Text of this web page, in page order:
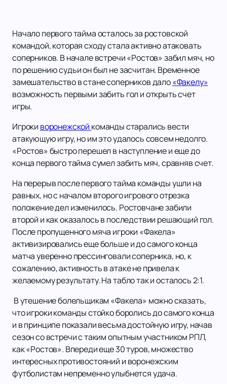
Начало первого тайма осталось за ростовской
командой, которая сходу стала активно атаковать
соперников. В начале встречи «Ростов» забил мяч, но
по решению судьи он был не засчитан. Временное
замешательство в стане соперников дало«Факелу»
возможность первыми забить гол и открыть счет
игры.
Игроки воронежской команды старались вести
атакующую игру, но им это удалось совсем недолго.
«Ростов» быстро перешел в наступление и еще до
конца первого тайма сумел забить мяч, сравняв счет.
На перерыв после первого тайма команды ушли на
равных, но с началом второго игрового отрезка
положение дел изменилось. Ростовчане забили
второй и как оказалось в последствии решающий гол.
После пропущенного мяча игроки «Факела»
активизировались еще больше и до самого конца
матча уверенно прессинговали соперника, но, к
сожалению, активность в атаке не привела к
желаемому результату. На табло так и осталось 2:1.
В утешение болельщикам «Факела» можно сказать,
что игроки команды стойко боролись до самого конца
и в принципе показали весьма достойную игру, начав
сезон со встречи с таким опытным участником РПЛ,
как «Ростов». Впереди еще 30 туров, множество
интересных противостояний и воронежским
футболистам непременно улыбнется удача.